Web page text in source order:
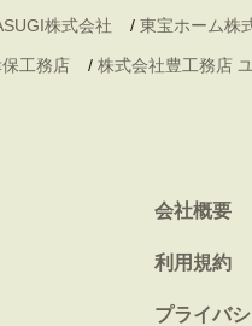
株式会社 / 東宝ホーム株
工務店 / 株式会社豊工務店
会社概要
利用規約
プライバ